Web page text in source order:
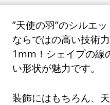
”天使の羽”のシルエ
ならではの高い技術
1mm！シェイプの線
い形状が魅力です。
装飾にはもちろん、